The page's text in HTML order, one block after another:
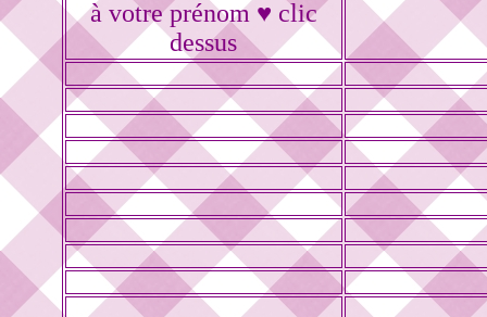
à votre prénom ♥ clic
dessus